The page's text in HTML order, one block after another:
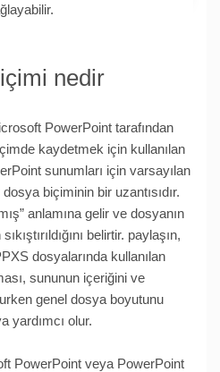
nedir
PowerPoint tarafından
kaydetmek için kullanılan
sunumları için varsayılan
biçiminin bir uzantısıdır.
anlamına gelir ve dosyanın
belirtir. paylaşın,
dosyalarında kullanılan
sununun içeriğini ve
genel dosya boyutunu
yardımcı olur.
PowerPoint veya PowerPoint